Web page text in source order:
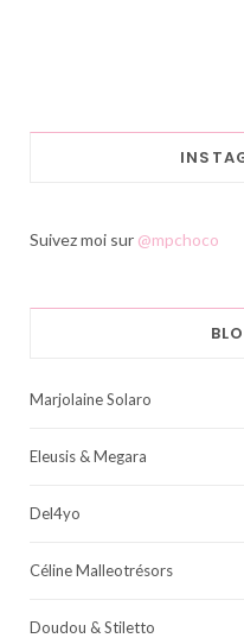
Suivez moi sur @mpchoco
Marjolaine Solaro
Eleusis & Megara
Del4yo
Céline Malleotrésors
Doudou & Stiletto